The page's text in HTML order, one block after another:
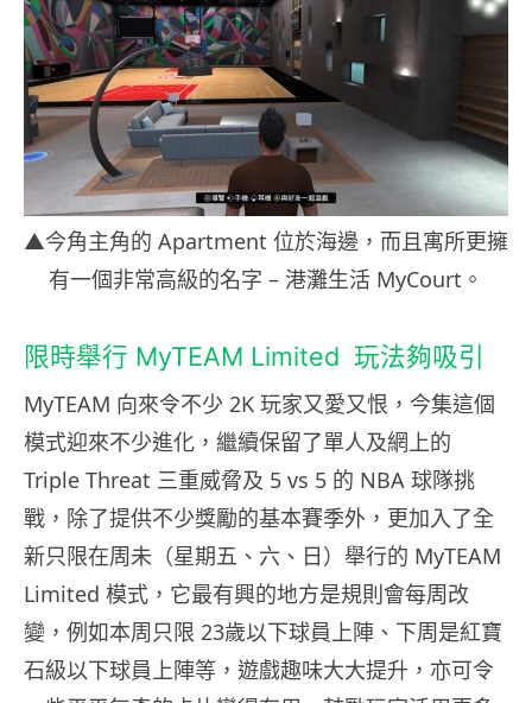
▲今角主角的 Apartment 位於海邊，而且寓所更擁
有一個非常高級的名字 – 港灘生活 MyCourt。
限時舉行 MyTEAM Limited 玩法夠吸引
MyTEAM 向來令不少 2K 玩家又愛又恨，今集這個
模式迎來不少進化，繼續保留了單人及網上的
Triple Threat 三重威脅及 5 vs 5 的 NBA 球隊挑
戰， 除了提供不少獎勵的基本賽季外，更加入了全
新只限在周未（星期五、六、日）舉行的 MyTEAM
Limited 模式，它最有興的地方是規則會每周改
變，例如本周只限 23歲以下球員上陣、下周是紅寶
石級以下球員上陣等，遊戲趣味大大提升，亦可令